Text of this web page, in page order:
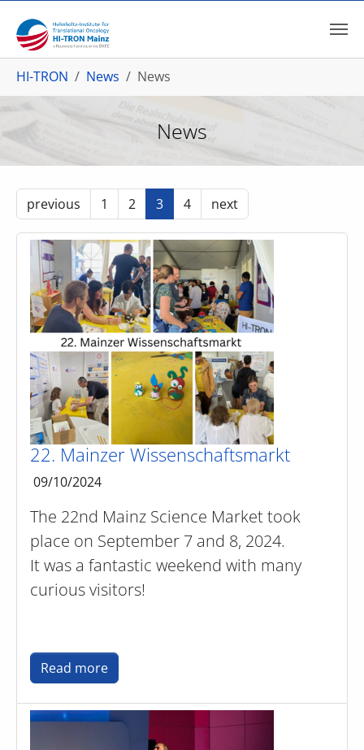
HI-TRON News News
News
previous 1 2 3 4 next
22. Mainzer Wissenschaftsmarkt
09/10/2024
The 22nd Mainz Science Market took
place on September 7 and 8, 2024.
It was a fantastic weekend with many
curious visitors!
Read more